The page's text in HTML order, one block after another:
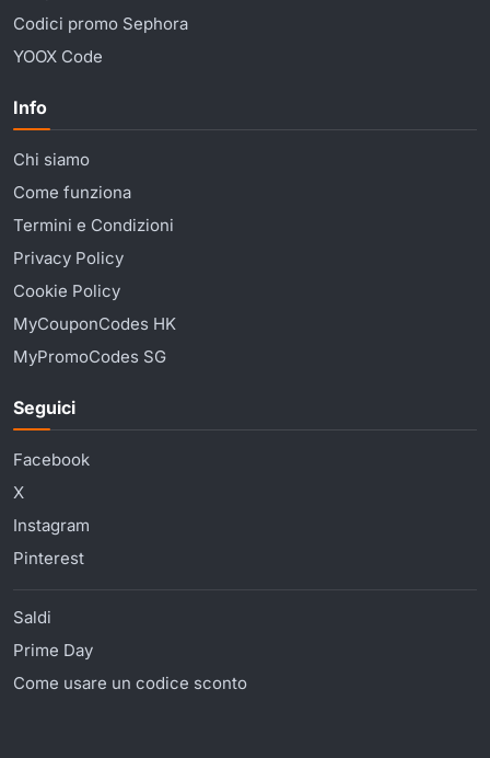
Codici promo Sephora
YOOX Code
Info
Chi siamo
Come funziona
Termini e Condizioni
Privacy Policy
Cookie Policy
MyCouponCodes HK
MyPromoCodes SG
Seguici
Facebook
X
Instagram
Pinterest
Saldi
Prime Day
Come usare un codice sconto